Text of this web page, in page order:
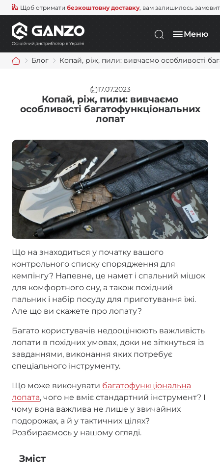
Щоб отримати безкоштовну доставку, вам залишилось
Меню
Блог Копай, ріж, пили: вивчаємо особливості
17.07.2023
Копай, ріж, пили: вивчаємо
особливості багатофункціональних
лопат
Що на знаходиться у початку вашого
контрольного списку спорядження для
кемпінгу? Напевне, це намет і спальний мішок
для комфортного сну, а також похідний
пальник і набір посуду для приготування їжі.
Але що ви скажете про лопату?
Багато користувачів недооцінюють важливість
лопати в похідних умовах, доки не зіткнуться із
завданнями, виконання яких потребує
спеціального інструменту.
Що може виконувати багатофункціональна
лопата, чого не вміє стандартний інструмент? І
чому вона важлива не лише у звичайних
подорожах, а й у тактичних цілях?
Розбираємось у нашому огляді.
Зміст